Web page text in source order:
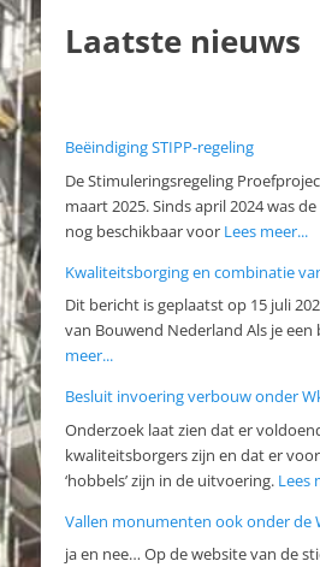
Laatste nieuws
Beëindiging STIPP-regeling
De Stimuleringsregeling
maart 2025. Sinds april 2024 was
nog beschikbaar voor Lees meer...
Kwaliteitsborging en combinatie
Dit bericht is geplaatst op 15 juli
van Bouwend Nederland Als je
meer...
Besluit invoering verbouw onder
Onderzoek laat zien dat er
kwaliteitsborgers zijn en dat er
‘hobbels’ zijn in de uitvoering. Lees
Vallen monumenten ook onder de
ja en nee… Op de website van de